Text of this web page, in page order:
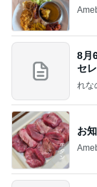
8月
セ
ン
れな
お